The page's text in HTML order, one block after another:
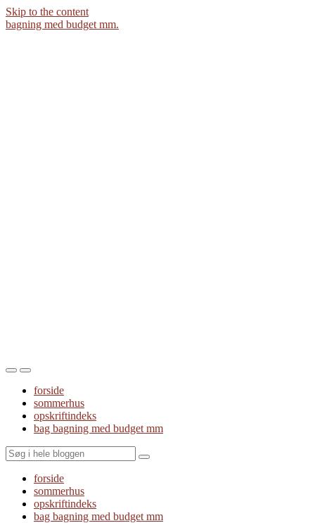
Skip to the content
bagning med budget mm.
Toggle
mobile
menu
Toggle
the
search
field
forside
sommerhus
opskriftindeks
bag bagning med budget mm
Search
forside
sommerhus
opskriftindeks
bag bagning med budget mm